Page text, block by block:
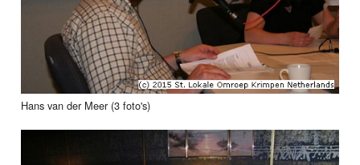
Hans van der Meer (3 foto's)